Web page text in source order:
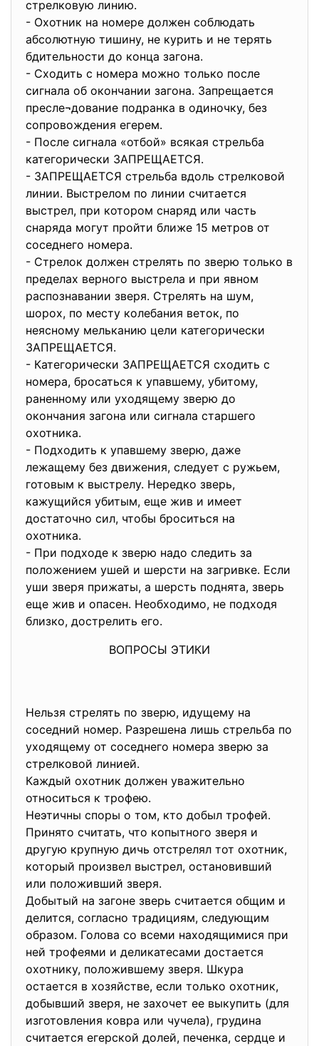
стрелковую линию.
- Охотник на номере должен соблюдать
абсолютную тишину, не курить и не терять
бдительности до конца загона.
- Сходить с номера можно только после
сигнала об окончании загона. Запрещается
пресле¬дование подранка в одиночку, без
сопровождения егерем.
- После сигнала «отбой» всякая стрельба
категорически ЗАПРЕЩАЕТСЯ.
- ЗАПРЕЩАЕТСЯ стрельба вдоль стрелковой
линии. Выстрелом по линии считается
выстрел, при котором снаряд или часть
снаряда могут пройти ближе 15 метров от
соседнего номера.
- Стрелок должен стрелять по зверю только в
пределах верного выстрела и при явном
распознавании зверя. Стрелять на шум,
шорох, по месту колебания веток, по
неясному мельканию цели категорически
ЗАПРЕЩАЕТСЯ.
- Категорически ЗАПРЕЩАЕТСЯ сходить с
номера, бросаться к упавшему, убитому,
раненному или уходящему зверю до
окончания загона или сигнала старшего
охотника.
- Подходить к упавшему зверю, даже
лежащему без движения, следует с ружьем,
готовым к выстрелу. Нередко зверь,
кажущийся убитым, еще жив и имеет
достаточно сил, чтобы броситься на
охотника.
- При подходе к зверю надо следить за
положением ушей и шерсти на загривке. Если
уши зверя прижаты, а шерсть поднята, зверь
еще жив и опасен. Необходимо, не подходя
близко, дострелить его.
ВОПРОСЫ ЭТИКИ
Нельзя стрелять по зверю, идущему на
соседний номер. Разрешена лишь стрельба по
уходящему от соседнего номера зверю за
стрелковой линией.
Каждый охотник должен уважительно
относиться к трофею.
Неэтичны споры о том, кто добыл трофей.
Принято считать, что копытного зверя и
другую крупную дичь отстрелял тот охотник,
который произвел выстрел, остановивший
или положивший зверя.
Добытый на загоне зверь считается общим и
делится, согласно традициям, следующим
образом. Голова со всеми находящимися при
ней трофеями и деликатесами достается
охотнику, положившему зверя. Шкура
остается в хозяйстве, если только охотник,
добывший зверя, не захочет ее выкупить (для
изготовления ковра или чучела), грудина
считается егерской долей, печенка, сердце и